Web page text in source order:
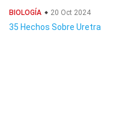
BIOLOGÍA 20 Oct 2024
35 Hechos Sobre Uretra